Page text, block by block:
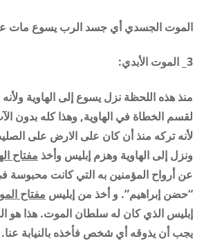
الموت الجسدي أي جسد الرب يسوع مات
3_ الموت الأبدي:
منذ هذه اللحظة نزل يسوع إلى الهاوية
لقسم الخطاة في الهاوية, وهذا كله بدون
لأنه تركه منذ أن كان على الارض على
ونزل إلى الهاوية وهزم إبليس وأخذ مفتاح
عن أرواح المؤمنين به التي كانت محبوسة
“حضن إبراهيم”. و أخذ من إبليس مفتاح
إبليس الذي كان له سلطان الموت. هذا هو
يجب أن يذوقه أي شخص فأخذه بالنيابة عنا.